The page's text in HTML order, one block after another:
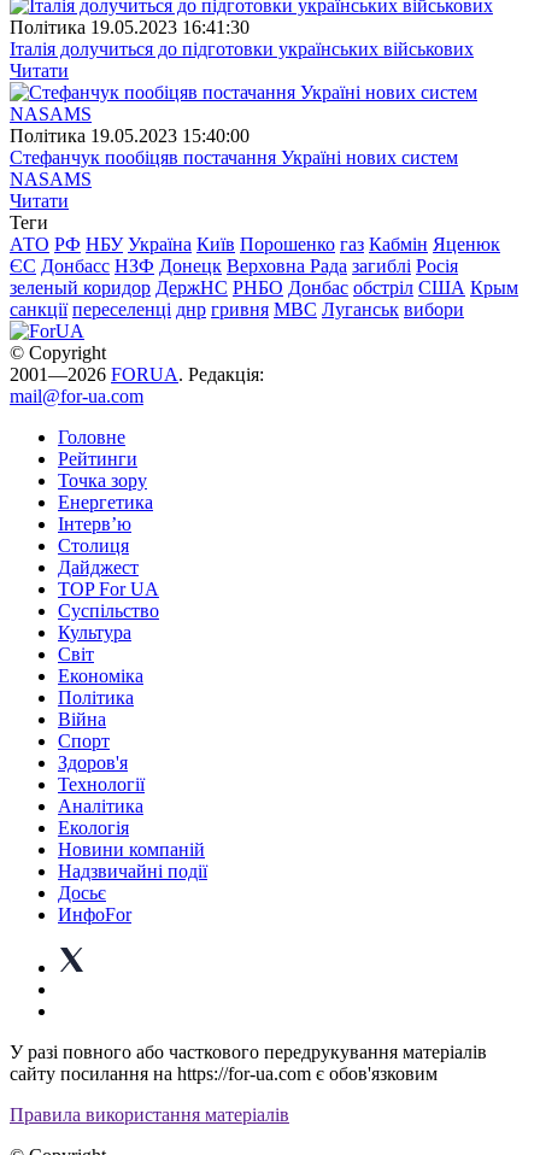
Полiтика 19.05.2023 16:41:30
Італія долучиться до підготовки українських військових
Читати
Полiтика 19.05.2023 15:40:00
Стефанчук пообіцяв постачання Україні нових систем
NASAMS
Читати
Теги
АТО РФ НБУ Україна Київ Порошенко газ Кабмін Яценюк
ЄС Донбасс НЗФ Донецк Верховна Рада загиблі Росія
зеленый коридор ДержНС РНБО Донбас обстріл США Крым
санкції переселенці днр гривня МВС Луганськ вибори
© Copyright
2001—2026 FORUA. Редакція:
mail@for-ua.com
Головне
Рейтинги
Точка зору
Енергетика
Інтерв’ю
Столиця
Дайджест
TOP For UA
Суспiльство
Культура
Світ
Економіка
Політика
Війна
Спорт
Здоров'я
Технології
Аналітика
Екологія
Новини компаній
Надзвичайні події
Досьє
ИнфоFor
У разі повного або часткового передрукування матеріалів
сайту посилання на https://for-ua.com є обов'язковим
Правила використання матеріалів